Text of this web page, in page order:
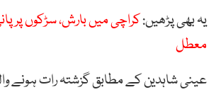
یہ بھی پڑھیں:کراچی میں بارش، سڑکوں پر
معطل
عینی شاہدین کے مطابق گزشتہ رات ہونے